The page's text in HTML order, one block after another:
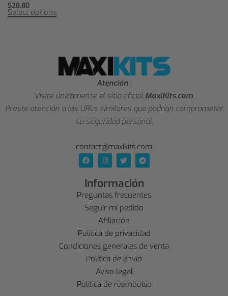
$28,80
Select options
Atención :
Visite únicamente el sitio oficial MaxiKits.com.
Preste atención a las URLs similares que podrían comprometer
su seguridad personal.
contact@maxikits.com
Información
Preguntas frecuentes
Seguir mi pedido
Afiliación
Política de privacidad
Condiciones generales de venta
Política de envío
Aviso legal
Política de reembolso